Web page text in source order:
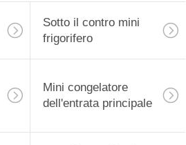
Sotto il contro mini
frigorifero
Mini congelatore
dell'entrata principale